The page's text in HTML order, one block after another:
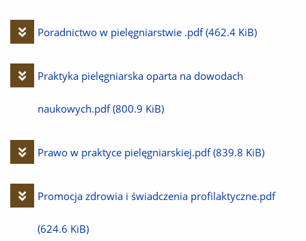
Pobierz
Poradnictwo w pielęgniarstwie .pdf (462.4 KiB)
Pobierz
plik
Praktyka pielęgniarska oparta na dowodach
naukowych.pdf (800.9 KiB)
Pobierz
Prawo w praktyce pielęgniarskiej.pdf (839.8 KiB)
Pobierz
plik
Promocja zdrowia i świadczenia profilaktyczne.pdf
(624.6 KiB)